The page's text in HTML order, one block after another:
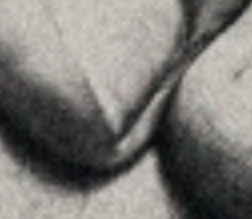
MENU
Inici
La Firma
Assessorament
Insights